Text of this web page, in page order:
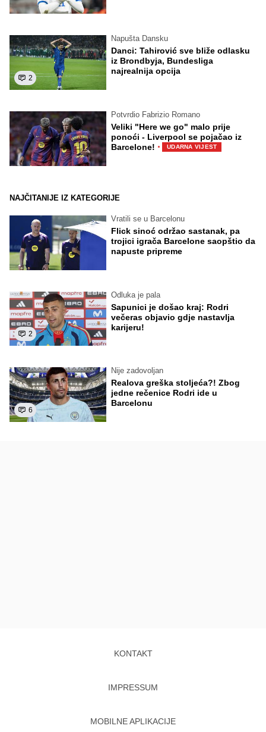
2
Napušta Dansku
Danci: Tahirović sve bliže odlasku
iz Brondbyja, Bundesliga
najrealnija opcija
Potvrdio Fabrizio Romano
Veliki "Here we go" malo prije
ponoći - Liverpool se pojačao iz
Barcelone! · UDARNA VIJEST
NAJČITANIJE IZ KATEGORIJE
Vratili se u Barcelonu
Flick sinoć održao sastanak, pa
trojici igrača Barcelone saopštio da
napuste pripreme
2
Odluka je pala
Sapunici je došao kraj: Rodri
večeras objavio gdje nastavlja
karijeru!
6
Nije zadovoljan
Realova greška stoljeća?! Zbog
jedne rečenice Rodri ide u
Barcelonu
KONTAKT
IMPRESSUM
MOBILNE APLIKACIJE